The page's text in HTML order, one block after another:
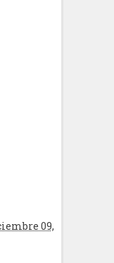
09,